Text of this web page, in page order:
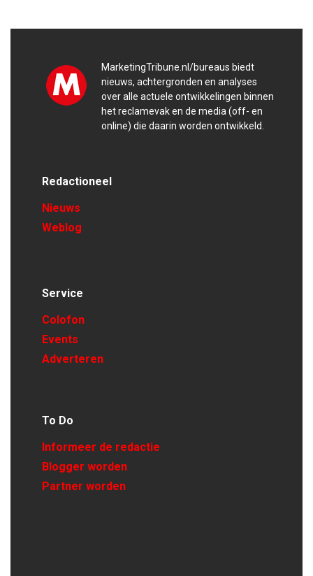
MarketingTribune.nl/bureaus biedt
nieuws, achtergronden en analyses
over alle actuele ontwikkelingen binnen
het reclamevak en de media (off- en
online) die daarin worden ontwikkeld.
Redactioneel
Nieuws
Weblog
Service
Colofon
Events
Adverteren
To Do
Informeer de redactie
Blogger worden
Partner worden